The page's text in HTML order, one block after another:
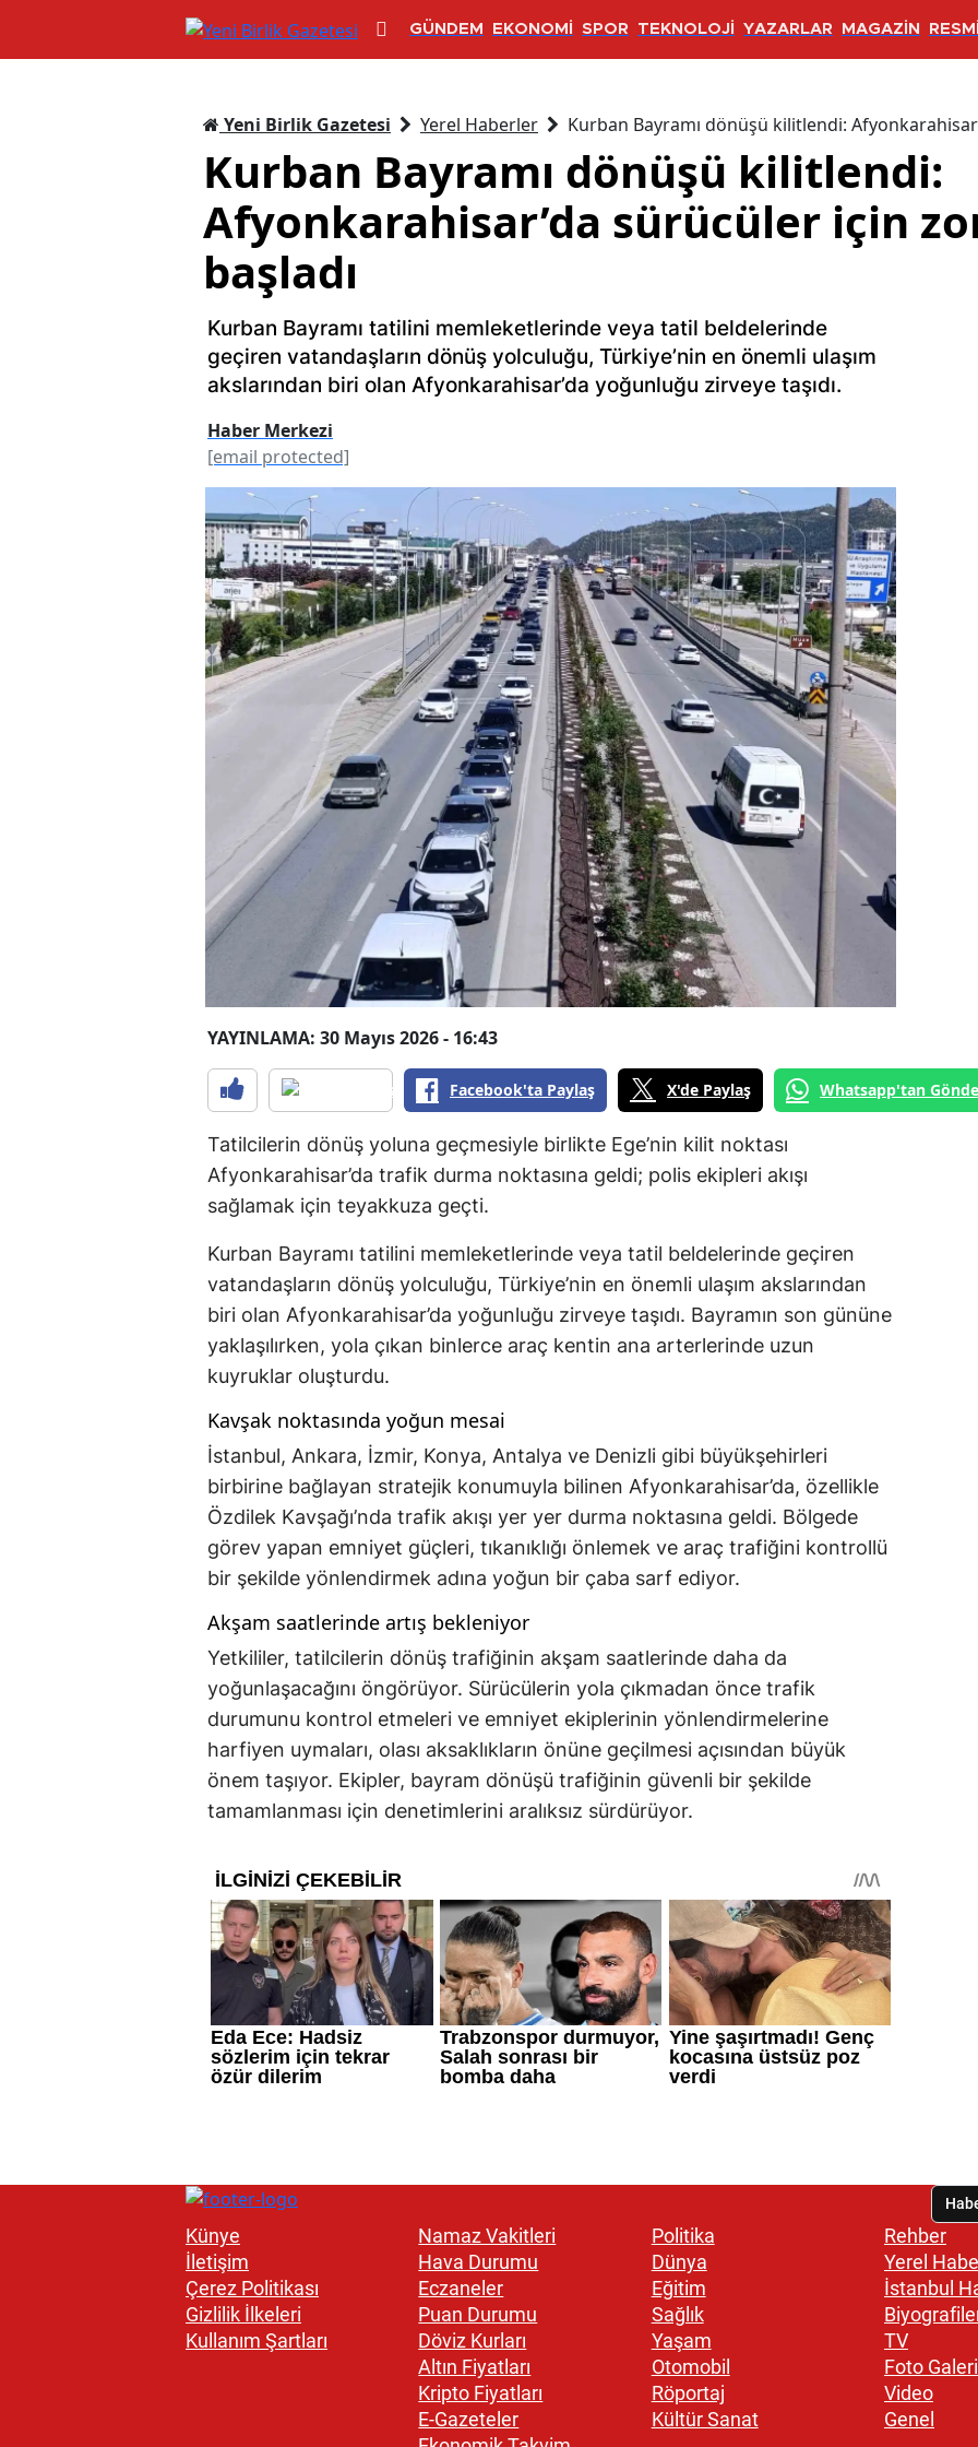
GÜNDEM EKONOMİ SPOR TEKNOLOJİ YAZARLAR MAGAZİN
Yeni Birlik Gazetesi Yerel Haberler Kurban Bayramı dönüşü kilitlendi:
Kurban Bayramı dönüşü kilitlendi:
Afyonkarahisar’da sürücüler için
başladı
Kurban Bayramı tatilini memleketlerinde veya tatil beldelerinde
geçiren vatandaşların dönüş yolculuğu, Türkiye’nin en önemli ulaşım
akslarından biri olan Afyonkarahisar’da yoğunluğu zirveye taşıdı.
Haber Merkezi
[email protected]
YAYINLAMA: 30 Mayıs 2026 - 16:43
Facebook'ta Paylaş X'de Paylaş Whatsapp'tan
Tatilcilerin dönüş yoluna geçmesiyle birlikte Ege’nin kilit noktası
Afyonkarahisar’da trafik durma noktasına geldi; polis ekipleri akışı
sağlamak için teyakkuza geçti.
Kurban Bayramı tatilini memleketlerinde veya tatil beldelerinde geçiren
vatandaşların dönüş yolculuğu, Türkiye’nin en önemli ulaşım akslarından
biri olan Afyonkarahisar’da yoğunluğu zirveye taşıdı. Bayramın son gününe
yaklaşılırken, yola çıkan binlerce araç kentin ana arterlerinde uzun
kuyruklar oluşturdu.
Kavşak noktasında yoğun mesai
İstanbul, Ankara, İzmir, Konya, Antalya ve Denizli gibi büyükşehirleri
birbirine bağlayan stratejik konumuyla bilinen Afyonkarahisar’da, özellikle
Özdilek Kavşağı’nda trafik akışı yer yer durma noktasına geldi. Bölgede
görev yapan emniyet güçleri, tıkanıklığı önlemek ve araç trafiğini kontrollü
bir şekilde yönlendirmek adına yoğun bir çaba sarf ediyor.
Akşam saatlerinde artış bekleniyor
Yetkililer, tatilcilerin dönüş trafiğinin akşam saatlerinde daha da
yoğunlaşacağını öngörüyor. Sürücülerin yola çıkmadan önce trafik
durumunu kontrol etmeleri ve emniyet ekiplerinin yönlendirmelerine
harfiyen uymaları, olası aksaklıkların önüne geçilmesi açısından büyük
önem taşıyor. Ekipler, bayram dönüşü trafiğinin güvenli bir şekilde
tamamlanması için denetimlerini aralıksız sürdürüyor.
Künye
İletişim
Çerez Politikası
Gizlilik İlkeleri
Kullanım Şartları
Namaz Vakitleri
Hava Durumu
Eczaneler
Puan Durumu
Döviz Kurları
Altın Fiyatları
Kripto Fiyatları
E-Gazeteler
Politika
Dünya
Eğitim
Sağlık
Yaşam
Otomobil
Röportaj
Kültür Sanat
Rehber
Yerel
İstanbul
TV
Foto Galeri
Video
Genel